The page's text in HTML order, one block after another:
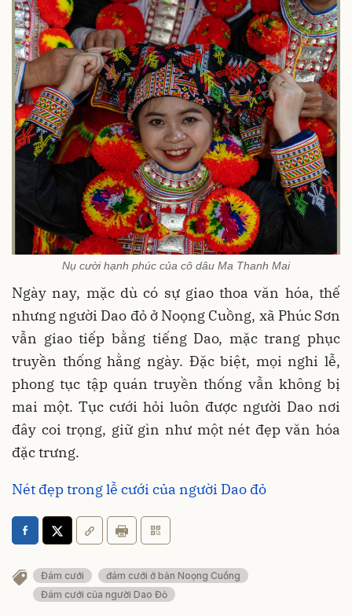
Nụ cười hạnh phúc của cô dâu Ma Thanh Mai
Ngày nay, mặc dù có sự giao thoa văn hóa, thế
nhưng người Dao đỏ ở Noọng Cuồng, xã Phúc Sơn
vẫn giao tiếp bằng tiếng Dao, mặc trang phục
truyền thống hằng ngày. Đặc biệt, mọi nghi lễ,
phong tục tập quán truyền thống vẫn không bị
mai một. Tục cưới hỏi luôn được người Dao nơi
đây coi trọng, giữ gìn như một nét đẹp văn hóa
đặc trưng.
Nét đẹp trong lễ cưới của người Dao đỏ
Đám cưới
đám cưới ở bản Noọng Cuồng
Đám cưới của người Dao Đỏ